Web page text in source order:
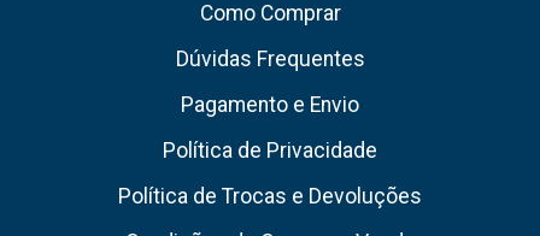
Como Comprar
Dúvidas Frequentes
Pagamento e Envio
Política de Privacidade
Política de Trocas e Devoluções